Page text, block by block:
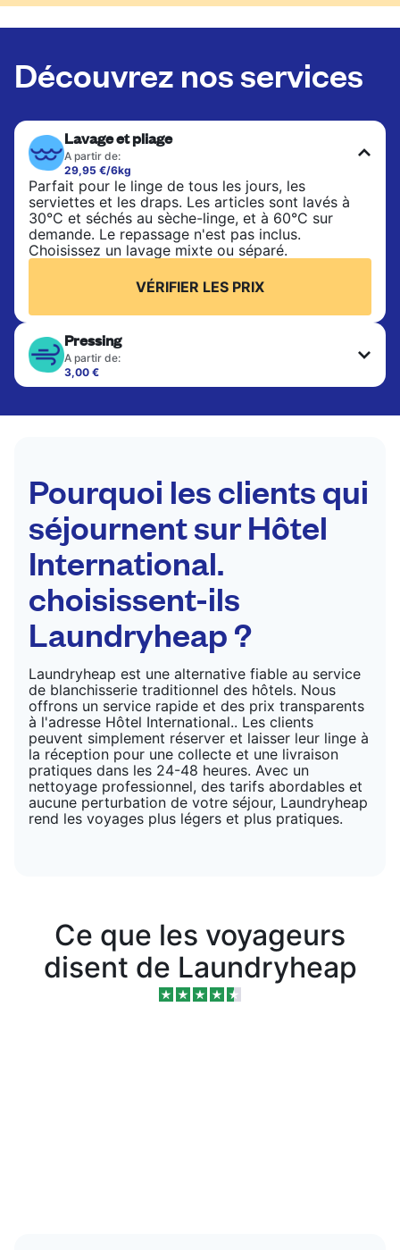
Découvrez nos services
Lavage et pliage
A partir de:
29,95 €/6kg
Parfait pour le linge de tous les jours, les
serviettes et les draps. Les articles sont lavés à
30°C et séchés au sèche-linge, et à 60°C sur
demande. Le repassage n'est pas inclus.
Choisissez un lavage mixte ou séparé.
VÉRIFIER LES PRIX
Pressing
A partir de:
3,00 €
Les articles délicats sont nettoyés à sec et finis
costumes, les robes, les manteaux et les tissus
VÉRIFIER LES PRIX
Pourquoi les clients qui
séjournent sur Hôtel
International.
choisissent-ils
Laundryheap ?
Laundryheap est une alternative fiable au service
de blanchisserie traditionnel des hôtels. Nous
offrons un service rapide et des prix transparents
à l'adresse Hôtel International.. Les clients
peuvent simplement réserver et laisser leur linge à
la réception pour une collecte et une livraison
pratiques dans les 24-48 heures. Avec un
nettoyage professionnel, des tarifs abordables et
aucune perturbation de votre séjour, Laundryheap
rend les voyages plus légers et plus pratiques.
Ce que les voyageurs
disent de Laundryheap